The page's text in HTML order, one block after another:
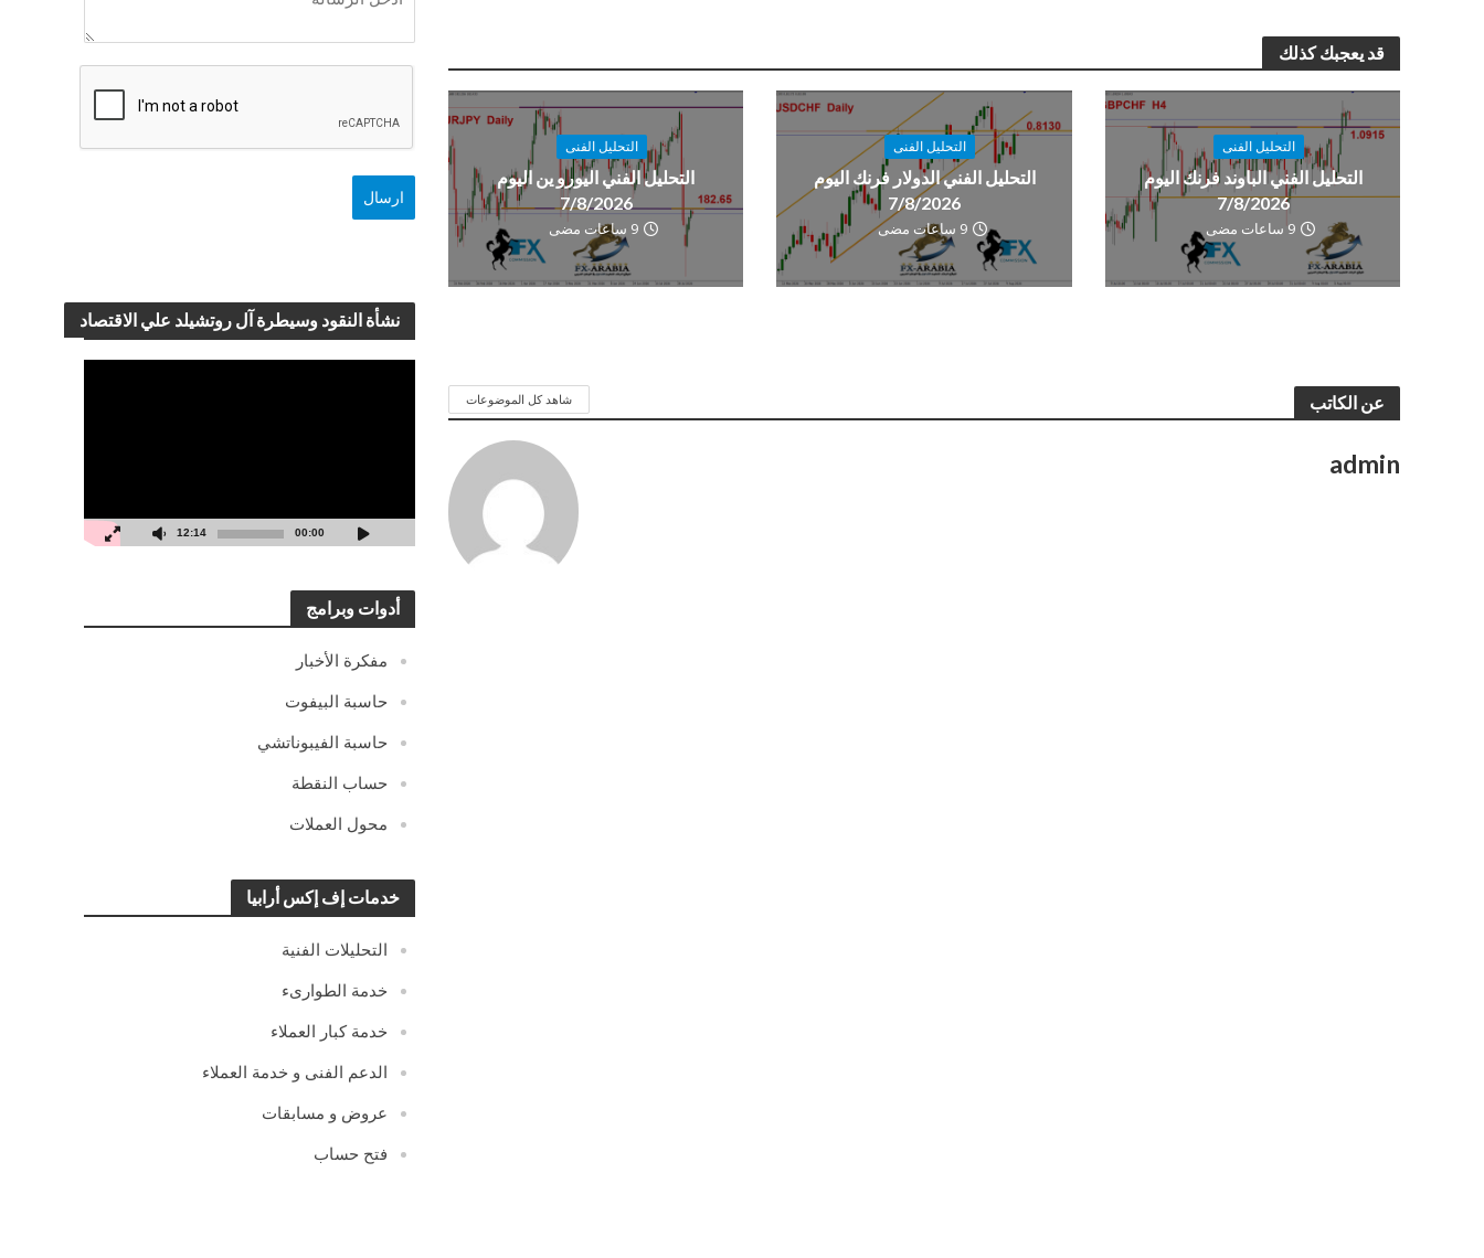
نشأة النقود وسيطرة آل روتشيلد علي الاقتصاد
00:00
12:14
أدوات وبرامج
مفكرة الأخبار
حاسبة البيفوت
حاسبة الفيبوناتشي
حساب النقطة
محول العملات
خدمات إف إكس أرابيا
التحليلات الفنية
خدمة الطوارىء
خدمة كبار العملاء
الدعم الفنى و خدمة العملاء
عروض و مسابقات
فتح حساب
قد يعجبك كذلك
التحليل الفنى
التحليل الفني الباوند فرنك اليوم
7/8/2026
9 ساعات مضى
التحليل الفنى
التحليل الفني الدولار فرنك اليوم
7/8/2026
9 ساعات مضى
التحليل الفنى
التحليل الفني اليورو ين اليوم
7/8/2026
9 ساعات مضى
عن الكاتب شاهد كل الموضوعات
admin